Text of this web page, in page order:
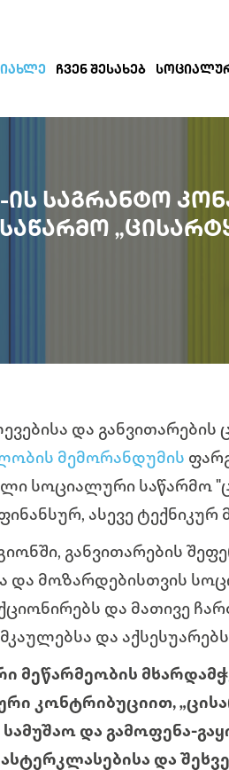
ᲩᲕᲔᲜ ᲨᲔᲡᲐᲮᲔᲑ
ᲘᲡ ᲡᲐᲒᲠᲐᲜᲢᲝ
და განვითარების
მემორანდუმის
სოციალური საწარმო
ასევე ტექნიკურ
განვითარების
და მოზარდებისთვის
და მათივე
და
კონტრიბუციით,
და გამოფენა-
და